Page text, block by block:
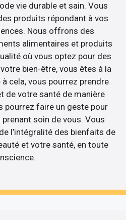
vie durable et sain. Vous
produits répondant à vos
Nous offrons des
alimentaires et produits
où vous optez pour des
bien-être, vous êtes à la
cela, vous pourrez prendre
de votre santé de manière
pourrez faire un geste pour
soin de vous. Vous
l’intégralité des bienfaits de
et votre santé, en toute